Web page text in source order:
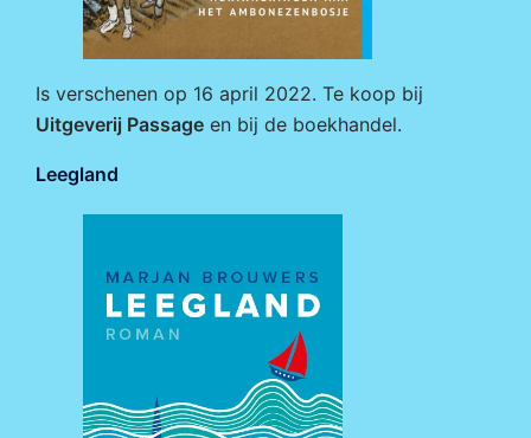
Is verschenen op 16 april 2022. Te koop bij
Uitgeverij Passage en bij de boekhandel.
Leegland